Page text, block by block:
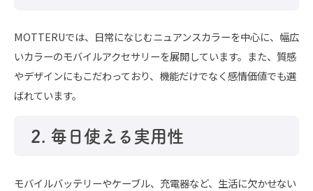
MOTTERUでは、日常になじむニュアンスカラーを中心に、幅広
いカラーのモバイルアクセサリーを展開しています。また、質感
やデザインにもこだわっており、機能だけでなく感情価値でも選
ばれています。
2. 毎日使える実用性
モバイルバッテリーやケーブル、充電器など、生活に欠かせない